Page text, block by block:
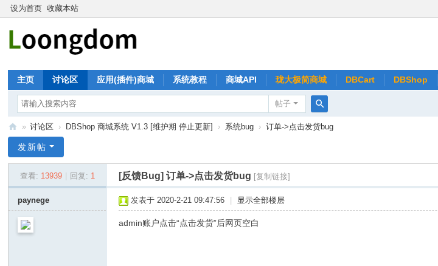
设为首页 收藏本站
主页 讨论区 应用(插件)商城 系统教程 商城API 珑大极简商城 DBCart DBShop
帖子
搜
大
» 讨论区 › DBShop 商城系统 V1.3 [维护期 停止更新] › 系统bug › 订单->点击发货bug
发新帖
查看: 13939 回复: 1 [反馈Bug]订单->点击发货bug [复制链接]
paynege 发表于 2020-2-21 09:47:56 显示全部楼层
admin账户点击“点击发货”后网页空白